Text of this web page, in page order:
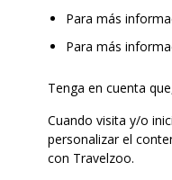
Para más
Para más
Tenga en cuenta
Cuando visita y/o
personalizar el
con Travelzoo.